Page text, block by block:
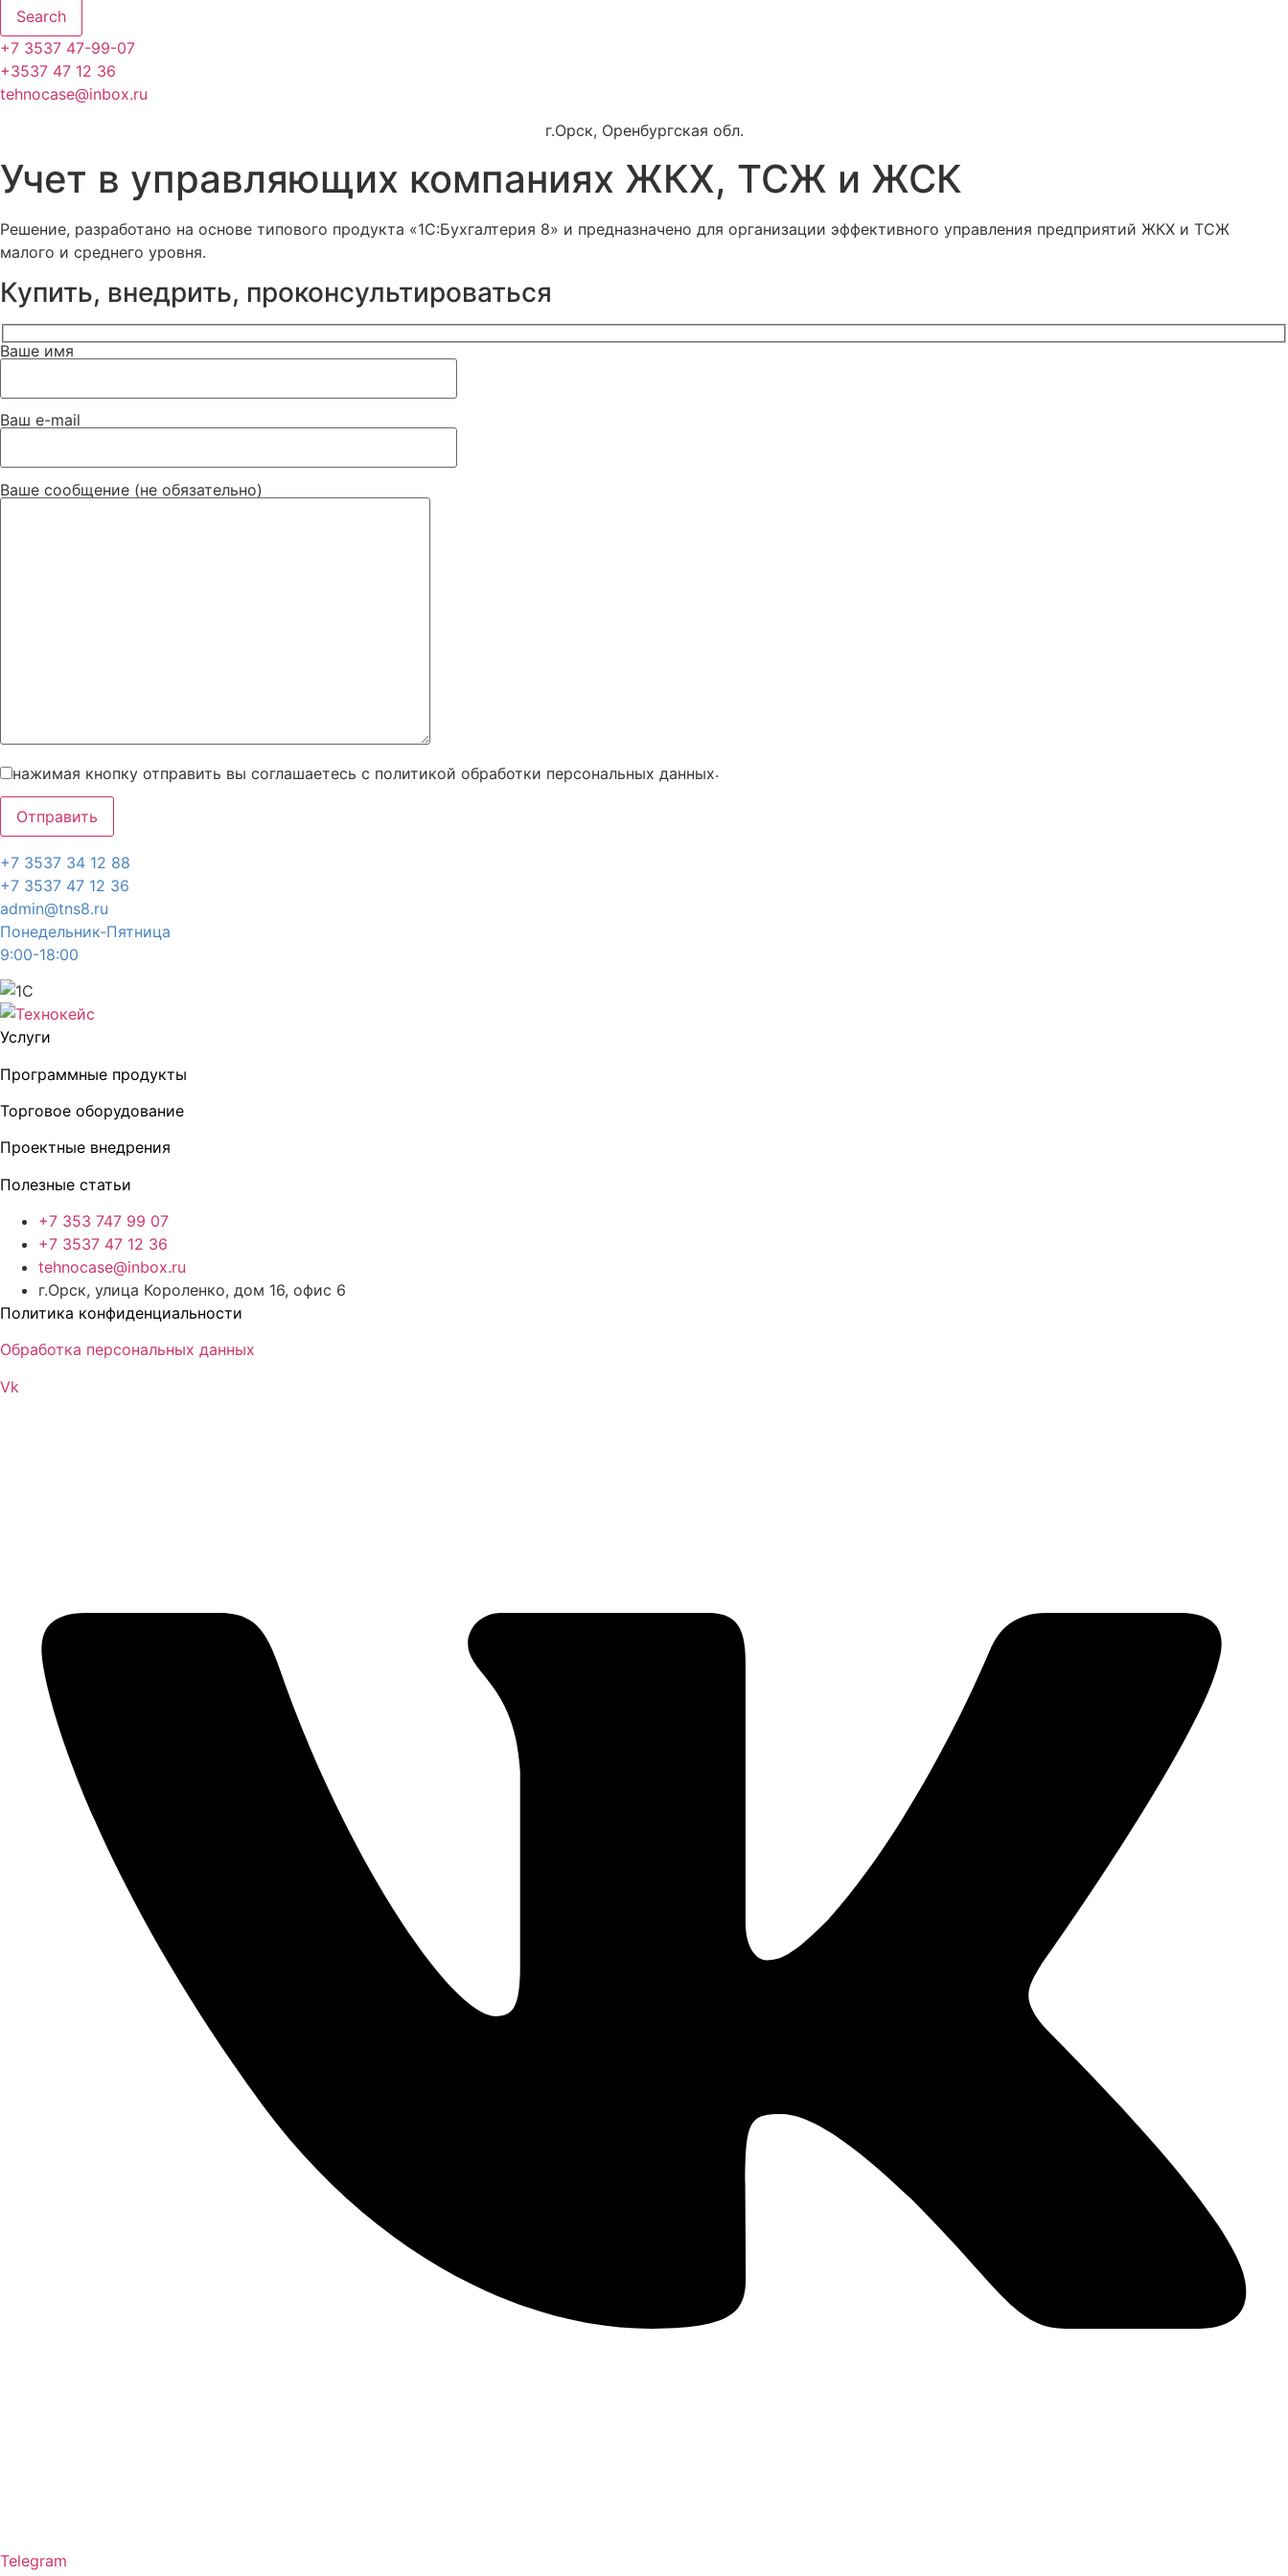
Search
+7 3537 47-99-07
+3537 47 12 36
tehnocase@inbox.ru
г.Орск, Оренбургская обл.
Учет в управляющих компаниях ЖКХ, ТСЖ и ЖСК
Решение, разработано на основе типового продукта «1С:Бухгалтерия 8» и предназначено для организации эффективного управления предприятий ЖКХ и ТСЖ
малого и среднего уровня.
Купить, внедрить, проконсультироваться
Ваше имя
Ваш e-mail
Ваше сообщение (не обязательно)
нажимая кнопку отправить вы соглашаетесь с политикой обработки персональных данных.
+7 3537 34 12 88
+7 3537 47 12 36
admin@tns8.ru
Понедельник-Пятница
9:00-18:00
Услуги
Программные продукты
Торговое оборудование
Проектные внедрения
Полезные статьи
+7 353 747 99 07
+7 3537 47 12 36
tehnocase@inbox.ru
г.Орск, улица Короленко, дом 16, офис 6
Политика конфиденциальности
Обработка персональных данных
Vk
Telegram